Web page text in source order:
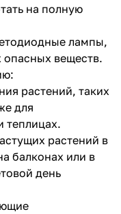
на полную
лампы,
опасных веществ.
растений, таких
для
теплицах.
растений в
балконах или в
день